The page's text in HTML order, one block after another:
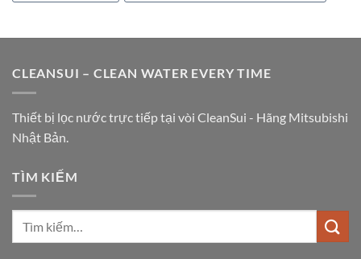
CLEANSUI – CLEAN WATER EVERY TIME
Thiết bị lọc nước trực tiếp tại vòi CleanSui - Hãng Mitsubishi
Nhật Bản.
TÌM KIẾM